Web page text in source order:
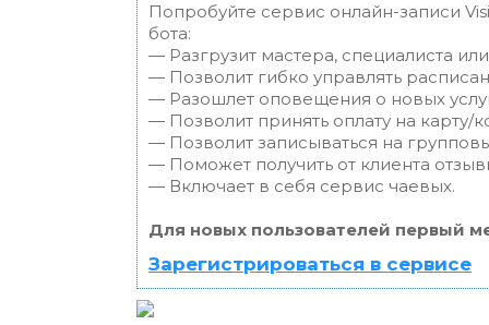
Попробуйте сервис онлайн-записи
бота:
— Разгрузит мастера, специалиста
— Позволит гибко управлять
— Разошлет оповещения о новых
— Позволит принять оплату на карту/
— Позволит записываться на
— Поможет получить от клиента
— Включает в себя сервис чаевых.
Для новых пользователей первый
Зарегистрироваться в сервисе